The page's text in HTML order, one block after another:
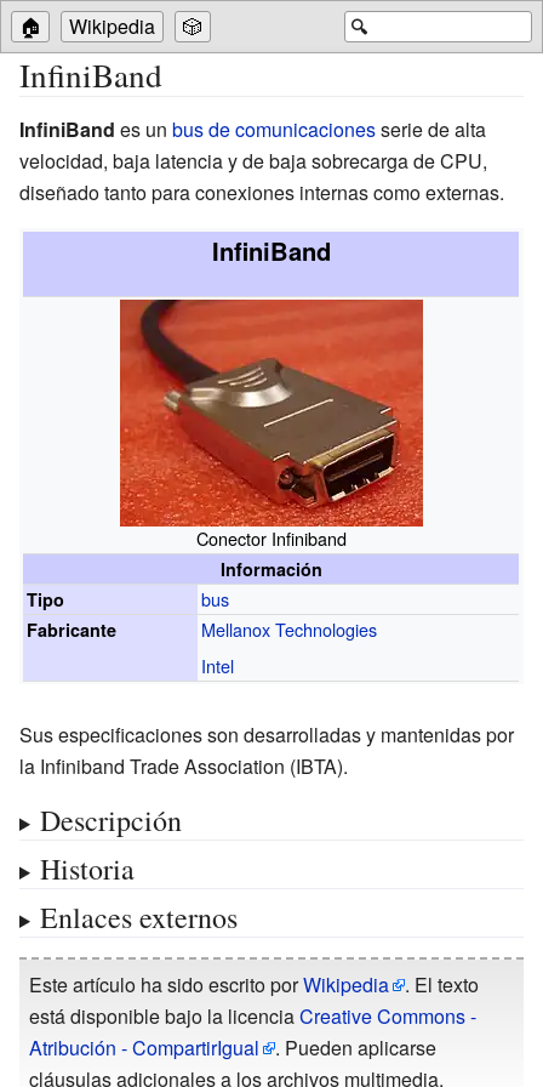
🔍
🏠 Wikipedia 🎲
InfiniBand
InfiniBand es un bus de comunicacionesserie de alta
velocidad, baja latencia y de baja sobrecarga de CPU,
diseñado tanto para conexiones internas como externas.
InfiniBand
Conector Infiniband
Información
Tipo
bus
Fabricante
Mellanox Technologies
Intel
Sus especificaciones son desarrolladas y mantenidas por
la Infiniband Trade Association (IBTA).
Descripción
Historia
Enlaces externos
Este artículo ha sido escrito porWikipedia
. El texto
está disponible bajo la licenciaCreative Commons -
Atribución - CompartirIgual
. Pueden aplicarse
cláusulas adicionales a los archivos multimedia.